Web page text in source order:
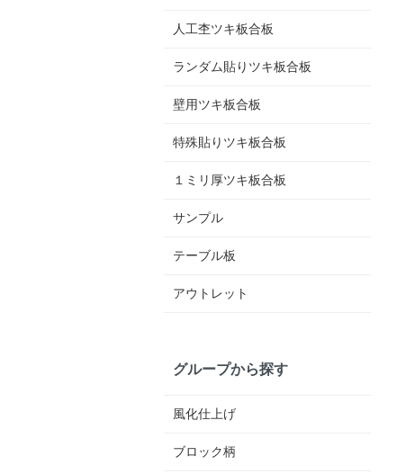
人工杢ツキ板合板
ランダム貼りツキ板合板
壁用ツキ板合板
特殊貼りツキ板合板
１ミリ厚ツキ板合板
サンプル
テーブル板
アウトレット
グループから探す
風化仕上げ
ブロック柄